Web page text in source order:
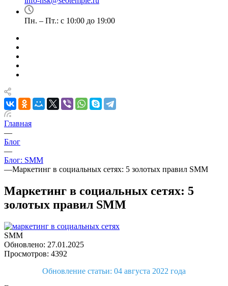
Пн. – Пт.: с 10:00 до 19:00
Главная
—
Блог
—
Блог: SMM
—Маркетинг в социальных сетях: 5 золотых правил SMM
Маркетинг в социальных сетях: 5
золотых правил SMM
SMM
Обновлено: 27.01.2025
Просмотров: 4392
Обновление статьи: 04 августа 2022 года